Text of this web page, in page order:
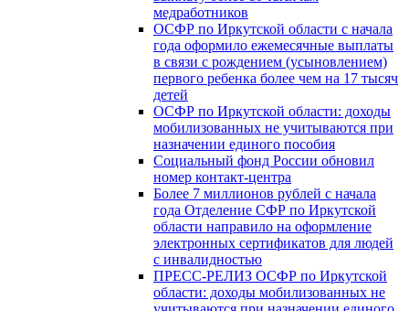
медработников
ОСФР по Иркутской области с начала
года оформило ежемесячные выплаты
в связи с рождением (усыновлением)
первого ребенка более чем на 17 тысяч
детей
ОСФР по Иркутской области: доходы
мобилизованных не учитываются при
назначении единого пособия
Социальный фонд России обновил
номер контакт-центра
Более 7 миллионов рублей с начала
года Отделение СФР по Иркутской
области направило на оформление
электронных сертификатов для людей
с инвалидностью
ПРЕСС-РЕЛИЗ ОСФР по Иркутской
области: доходы мобилизованных не